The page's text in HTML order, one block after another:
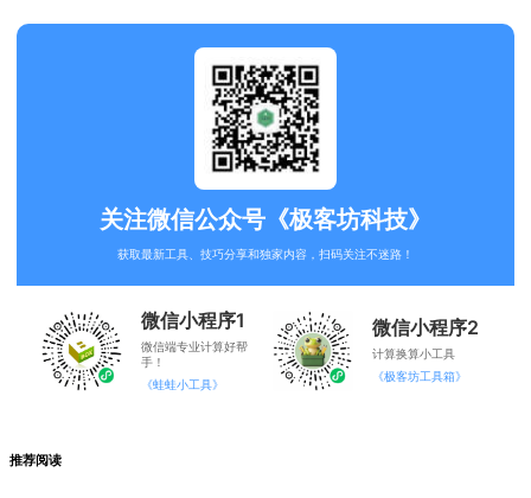
关注微信公众号《极客坊科技》
获取最新工具、技巧分享和独家内容，扫码关注不迷路！
微信小程序1
微信端专业计算好帮
手！
《蛙蛙小工具》
微信小程序2
计算换算小工具
《极客坊工具箱》
推荐阅读